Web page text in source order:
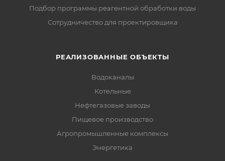
Подбор программы реагентной обработки воды
Сотрудничество для проектировщика
РЕАЛИЗОВАННЫЕ ОБЪЕКТЫ
Водоканалы
Котельные
Нефтегазовые заводы
Пищевое производство
Агропромышленные комплексы
Энергетика